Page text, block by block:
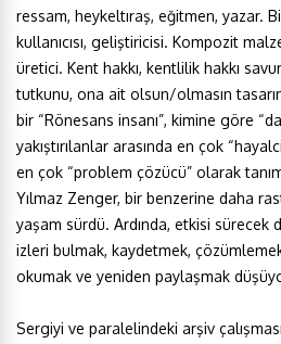
ressam, heykeltıraş, eğitmen, yazar.
kullanıcısı, geliştiricisi. Kompozit
üretici. Kent hakkı, kentlilik hakkı
tutkunu, ona ait olsun/olmasın
bir “Rönesans insanı”, kimine göre
yakıştırılanlar arasında en çok
en çok “problem çözücü” olarak
Yılmaz Zenger, bir benzerine daha
yaşam sürdü. Ardında, etkisi sürecek
izleri bulmak, kaydetmek,
okumak ve yeniden paylaşmak
Sergiyi ve paralelindeki arşiv